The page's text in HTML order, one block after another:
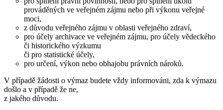
prováděných ve veřejném zájmu nebo při výkonu veřejné
moci,
z důvodu veřejného zájmu v oblasti veřejného zdraví,
pro účely archivace ve veřejném zájmu, pro účely vědeckého
či historického výzkumu
či pro statistické účely,
pro určení, výkon nebo obhajobu právních nároků.
V případě žádosti o výmaz budete vždy informováni, zda k výmazu
došlo a v případě že ne,
z jakého důvodu.